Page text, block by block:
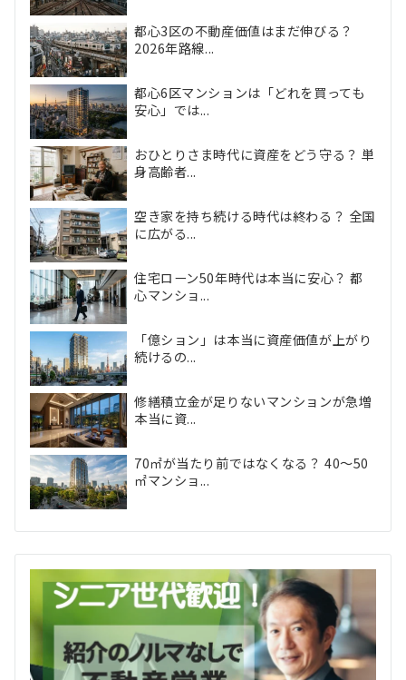
都心3区の不動産価値はまだ伸びる？
2026年路線...
都心6区マンションは「どれを買っても
安心」では...
おひとりさま時代に資産をどう守る？ 単
身高齢者...
空き家を持ち続ける時代は終わる？ 全国
に広がる...
住宅ローン50年時代は本当に安心？ 都
心マンショ...
「億ション」は本当に資産価値が上がり
続けるの...
修繕積立金が足りないマンションが急増
本当に資...
70㎡が当たり前ではなくなる？ 40〜50
㎡マンショ...